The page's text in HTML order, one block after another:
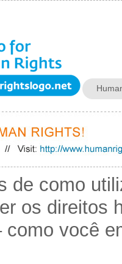
de como
os direitos
como você